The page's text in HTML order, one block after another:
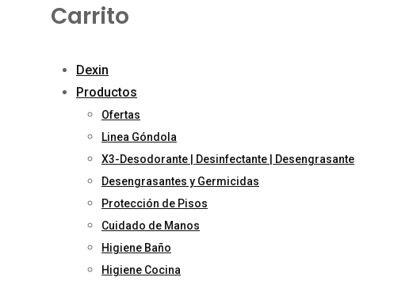
Carrito
Dexin
Productos
Ofertas
Linea Góndola
X3-Desodorante | Desinfectante | Desengrasante
Desengrasantes y Germicidas
Protección de Pisos
Cuidado de Manos
Higiene Baño
Higiene Cocina